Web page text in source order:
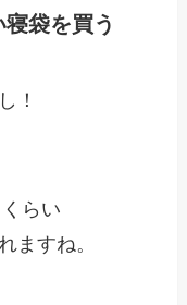
袋を買う
！
らい
ますね。